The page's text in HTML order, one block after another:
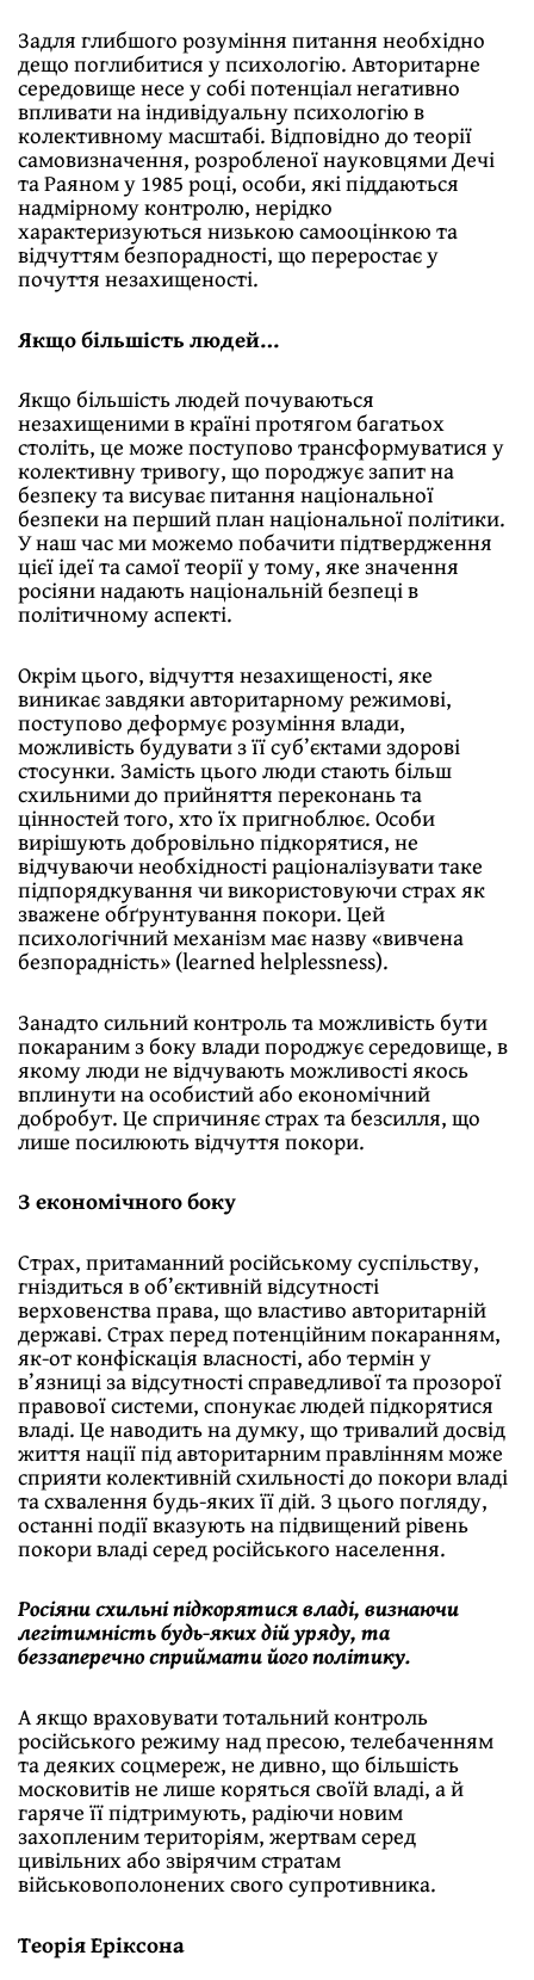
Задля глибшого розуміння питання необхідно
дещо поглибитися у психологію. Авторитарне
середовище несе у собі потенціал негативно
впливати на індивідуальну психологію в
колективному масштабі. Відповідно до теорії
самовизначення, розробленої науковцями Дечі
та Раяном у 1985 році, особи, які піддаються
надмірному контролю, нерідко
характеризуються низькою самооцінкою та
відчуттям безпорадності, що переростає у
почуття незахищеності.
Якщо більшість людей…
Якщо більшість людей почуваються
незахищеними в країні протягом багатьох
століть, це може поступово трансформуватися у
колективну тривогу, що породжує запит на
безпеку та висуває питання національної
безпеки на перший план національної політики.
У наш час ми можемо побачити підтвердження
цієї ідеї та самої теорії у тому, яке значення
росіяни надають національній безпеці в
політичному аспекті.
Окрім цього, відчуття незахищеності, яке
виникає завдяки авторитарному режимові,
поступово деформує розуміння влади,
можливість будувати з її суб’єктами здорові
стосунки. Замість цього люди стають більш
схильними до прийняття переконань та
цінностей того, хто їх пригноблює. Особи
вирішують добровільно підкорятися, не
відчуваючи необхідності раціоналізувати таке
підпорядкування чи використовуючи страх як
зважене обґрунтування покори. Цей
психологічний механізм має назву «вивчена
безпорадність» (learned helplessness).
Занадто сильний контроль та можливість бути
покараним з боку влади породжує середовище, в
якому люди не відчувають можливості якось
вплинути на особистий або економічний
добробут. Це спричиняє страх та безсилля, що
лише посилюють відчуття покори.
З економічного боку
Страх, притаманний російському суспільству,
гніздиться в об’єктивній відсутності
верховенства права, що властиво авторитарній
державі. Страх перед потенційним покаранням,
як-от конфіскація власності, або термін у
в’язниці за відсутності справедливої та прозорої
правової системи, спонукає людей підкорятися
владі. Це наводить на думку, що тривалий досвід
життя нації під авторитарним правлінням може
сприяти колективній схильності до покори владі
та схвалення будь-яких її дій. З цього погляду,
останні події вказують на підвищений рівень
покори владі серед російського населення.
Росіяни схильні підкорятися владі, визнаючи
легітимність будь-яких дій уряду, та
беззаперечно сприймати його політику.
А якщо враховувати тотальний контроль
російського режиму над пресою, телебаченням
та деяких соцмереж, не дивно, що більшість
московитів не лише коряться своїй владі, а й
гаряче її підтримують, радіючи новим
захопленим територіям, жертвам серед
цивільних або звірячим стратам
військовополонених свого супротивника.
Теорія Еріксона